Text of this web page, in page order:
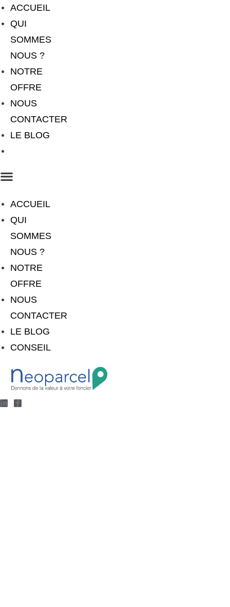
ACCUEIL
QUI
SOMMES
NOUS ?
NOTRE
OFFRE
NOUS
CONTACTER
LE BLOG
ACCUEIL
QUI
SOMMES
NOUS ?
NOTRE
OFFRE
NOUS
CONTACTER
LE BLOG
CONSEIL